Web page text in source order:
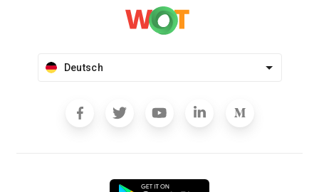
Deutsch